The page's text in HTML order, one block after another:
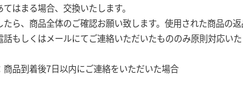
はまる場合、交換いたします。
ら、商品全体のご確認お願い致します。使用された商品の
もしくはメールにてご連絡いただいたもののみ原則対応いた
商品到着後7日以内にご連絡をいただいた場合